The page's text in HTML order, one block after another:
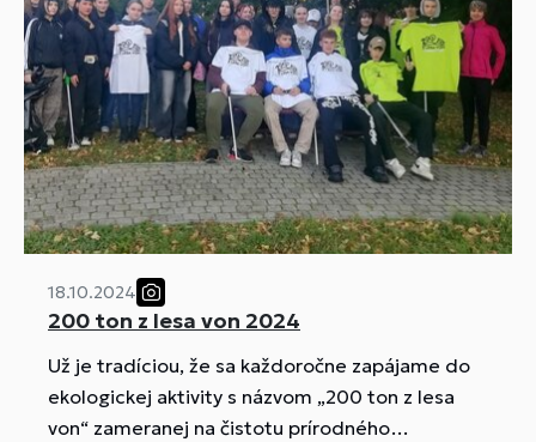
18.10.2024
200 ton z lesa von 2024
Už je tradíciou, že sa každoročne zapájame do
ekologickej aktivity s názvom „200 ton z lesa
von“ zameranej na čistotu prírodného